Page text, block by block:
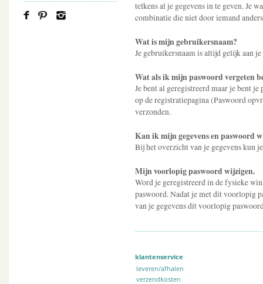
telkens al je gegevens in te geven. Je
combinatie die niet door iemand
Wat is mijn gebruikersnaam?
Je gebruikersnaam is altijd gelijk aan
Wat als ik mijn paswoord vergeten
Je bent al geregistreerd maar je bent
op de registratiepagina (Paswoord
verzonden.
Kan ik mijn gegevens en paswoord
Bij het overzicht van je gegevens kun
Mijn voorlopig paswoord wijzigen.
Word je geregistreerd in de fysieke
paswoord. Nadat je met dit voorlopig
van je gegevens dit voorlopig
klantenservice
leveren/afhalen
verzendkosten